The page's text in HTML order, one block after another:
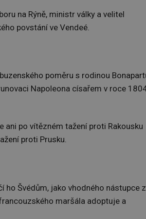
na Rýně, ministr války a velitel
povstání ve Vendeé.
poměru s rodinou
Napoleona císařem v roce
po vítězném tažení proti Rakousku
proti Prusku.
Švédům, jako vhodného nástupce
maršála adoptuje a